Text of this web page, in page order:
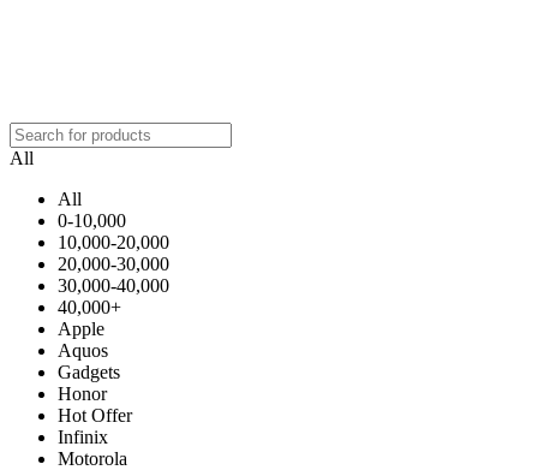
All
All
0-10,000
10,000-20,000
20,000-30,000
30,000-40,000
40,000+
Apple
Aquos
Gadgets
Honor
Hot Offer
Infinix
Motorola